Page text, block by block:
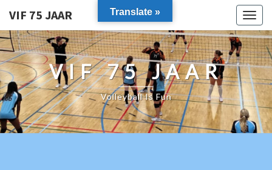
VIF 75 JAAR
VIF 75 JAAR
Volleyball Is Fun
Translate »